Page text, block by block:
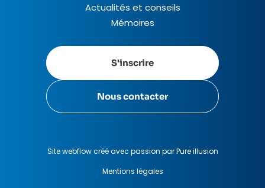
Actualités et conseils
Mémoires
S'inscrire
Nous contacter
Site webflow créé avec passion par Pure illusion
Mentions légales